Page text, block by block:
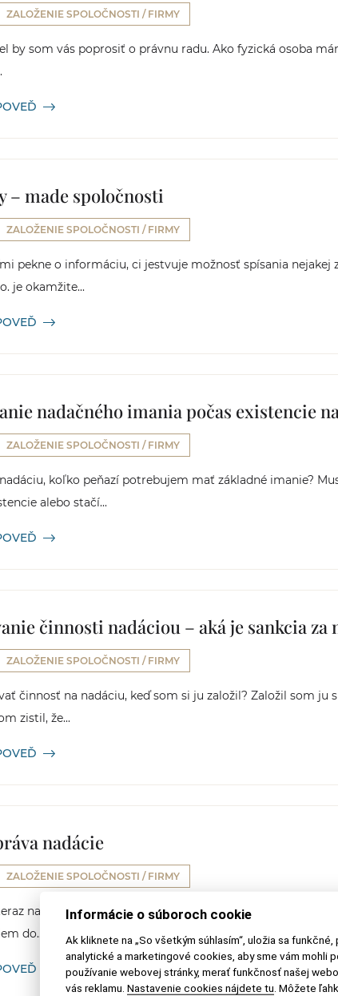
ZALOŽENIE SPOLOČNOSTI / FIRMY
by som vás poprosiť o právnu radu. Ako fyzická osoba
– made spoločnosti
ZALOŽENIE SPOLOČNOSTI / FIRMY
pekne o informáciu, ci jestvuje možnosť spísania nejakej
je okamžite...
nadačného imania počas existencie
ZALOŽENIE SPOLOČNOSTI / FIRMY
koľko peňazí potrebujem mať základné imanie?
alebo stačí...
činnosti nadáciou – aká je sankcia za
ZALOŽENIE SPOLOČNOSTI / FIRMY
činnosť na nadáciu, keď som si ju založil? Založil som ju
zistil, že...
nadácie
ZALOŽENIE SPOLOČNOSTI / FIRMY
nadáciu pre syna. Náhodou som sa dozvedel, že musím
do...
Informácie o súboroch cookie
Ak kliknete na „So všetkým súhlasím“, uložia sa funkčné,
analytické a marketingové cookies, aby sme vám mohli
používanie webovej stránky, merať funkčnosť našej
vás reklamu. Nastavenie cookies nájdete tu . Môžete